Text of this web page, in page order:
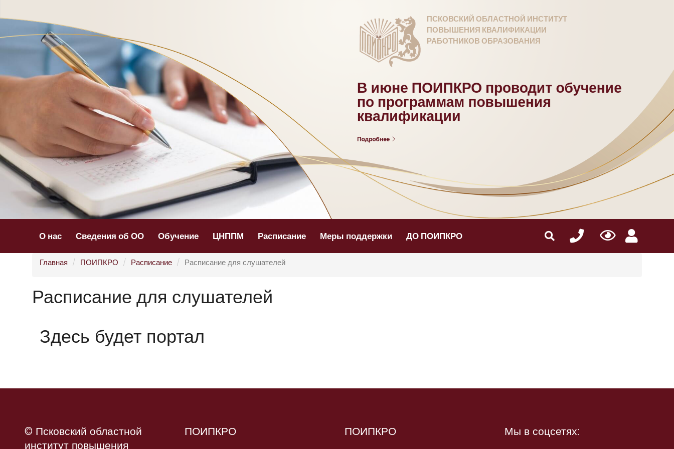
ПСКОВСКИЙ ОБЛАСТНОЙ ИНСТИТУТ
ПОВЫШЕНИЯ КВАЛИФИКАЦИИ
РАБОТНИКОВ ОБРАЗОВАНИЯ
В июне ПОИПКРО проводит обучение
по программам повышения
квалификации
Подробнее
О нас Сведения об ОО Обучение ЦНППМ Расписание Меры поддержки ДО ПОИПКРО
Главная ПОИПКРО Расписание Расписание для слушателей
Расписание для слушателей
Здесь будет портал
© Псковский областной
институт повышения
ПОИПКРО ПОИПКРО Мы в соцсетях: